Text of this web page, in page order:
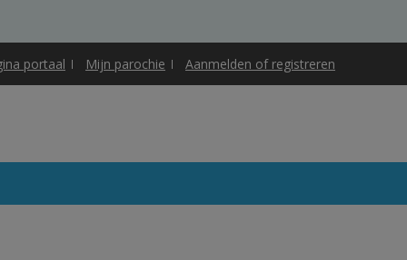
portaal Mijn parochie Aanmelden of registreren